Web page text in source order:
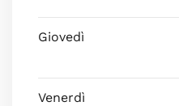
Giovedì
Venerdì